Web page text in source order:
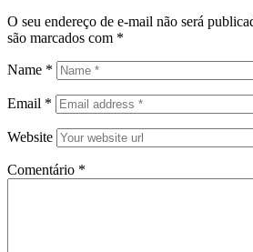
O seu endereço de e-mail não será
são marcados com *
Name *
Email *
Website
Comentário *